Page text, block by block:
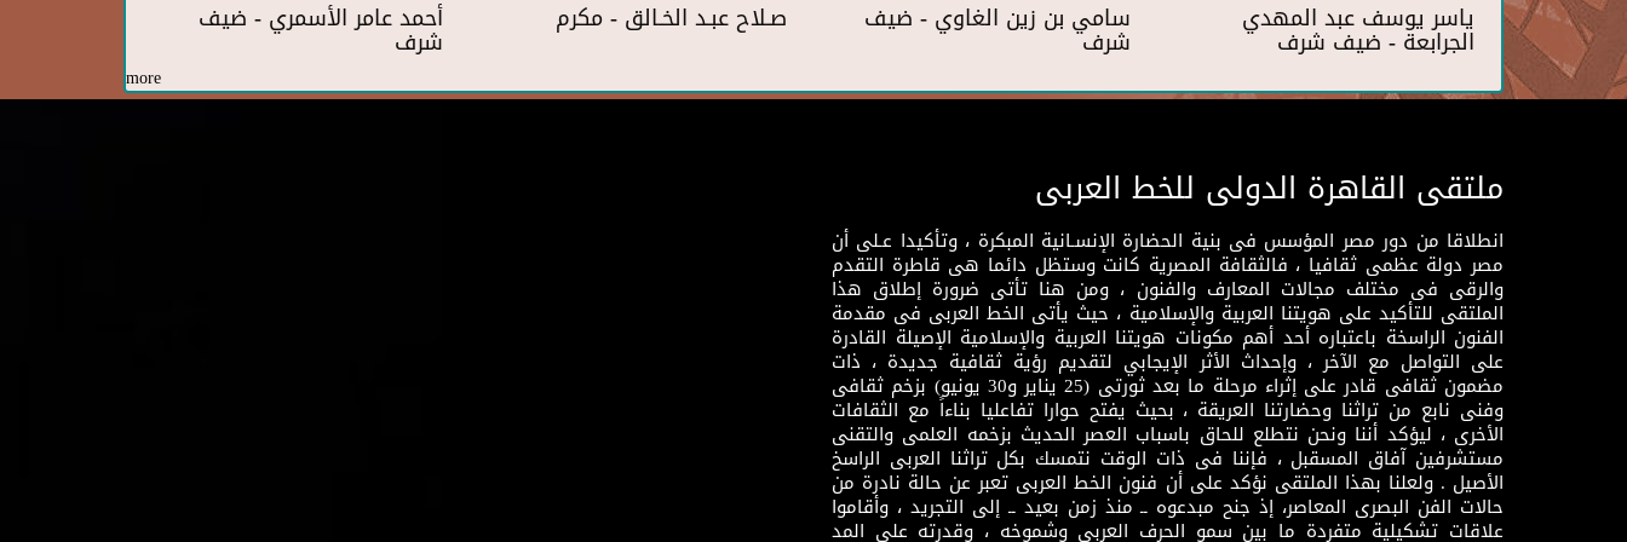
أحمد عامر الأسمري - ضيف
شرف
صـلاح عبـد الخـالق - مكرم سامي بن زين الغاوي - ضيف
شرف
ياسر يوسف عبد المهدي
الجرابعة - ضيف شرف
more
ملتقى القاهرة الدولى للخط العربى
انطلاقا من دور مصر المؤسس فى بنية الحضارة الإنسـانية المبكرة ، وتأكيدا عـلى أن
مصر دولة عظمى ثقافيا ، فالثقافة المصرية كانت وستظل دائما هى قاطرة التقدم
والرقى فى مختلف مجالات المعارف والفنون ، ومن هنا تأتى ضرورة إطلاق هذا
الملتقى للتأكيد على هويتنا العربية والإسلامية ، حيث يأتى الخط العربى فى مقدمة
الفنون الراسخة باعتباره أحد أهم مكونات هويتنا العربية والإسلامية الإصيلة القادرة
على التواصل مع الآخر ، وإحداث الأثر الإيجابي لتقديم رؤية ثقافية جديدة ، ذات
مضمون ثقافى قادر على إثراء مرحلة ما بعد ثورتى (25 يناير و30 يونيو) بزخم ثقافى
وفنى نابع من تراثنا وحضارتنا العريقة ، بحيث يفتح حوارا تفاعليا بناءاً مع الثقافات
الأخرى ، ليؤكد أننا ونحن نتطلع للحاق باسباب العصر الحديث بزخمه العلمى والتقنى
مستشرفين آفاق المسقبل ، فإننا فى ذات الوقت نتمسك بكل تراثنا العربى الراسخ
الأصيل . ولعلنا بهذا الملتقى نؤكد على أن فنون الخط العربى تعبر عن حالة نادرة من
حالات الفن البصرى المعاصر، إذ جنح مبدعوه ــ منذ زمن بعيد ــ إلى التجريد ، وأقاموا
علاقات تشكيلية متفردة ما بين سمو الحرف العربى وشموخه ، وقدرته على المد